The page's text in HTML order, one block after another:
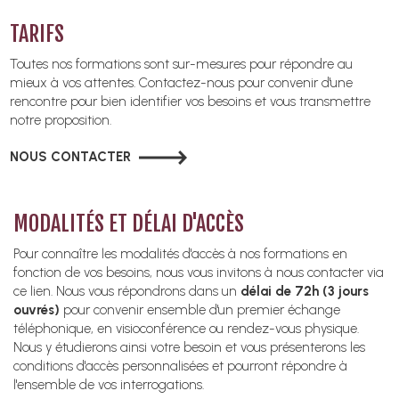
TARIFS
Toutes nos formations sont sur-mesures pour répondre au
mieux à vos attentes. Contactez-nous pour convenir d'une
rencontre pour bien identifier vos besoins et vous transmettre
notre proposition.
NOUS CONTACTER
MODALITÉS ET DÉLAI D'ACCÈS
Pour connaître les modalités d'accès à nos formations en
fonction de vos besoins, nous vous invitons à nous contacter via
ce lien. Nous vous répondrons dans un délai de 72h (3 jours
ouvrés) pour convenir ensemble d'un premier échange
téléphonique, en visioconférence ou rendez-vous physique.
Nous y étudierons ainsi votre besoin et vous présenterons les
conditions d'accès personnalisées et pourront répondre à
l'ensemble de vos interrogations.